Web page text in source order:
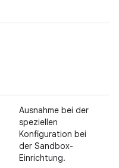
Ausnahme bei der
speziellen
Konfiguration bei
der Sandbox-
Einrichtung.